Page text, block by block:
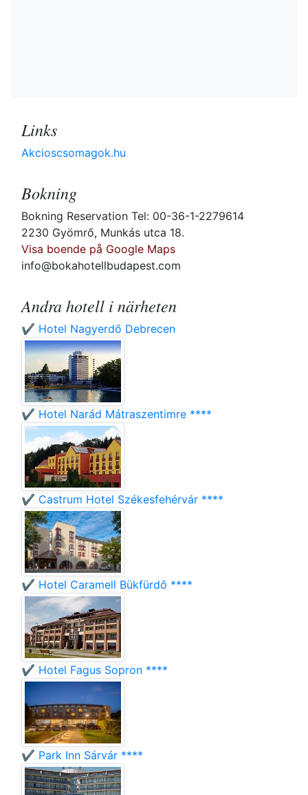
Links
Akcioscsomagok.hu
Bokning
Bokning Reservation Tel: 00-36-1-2279614
2230 Gyömrő, Munkás utca 18.
Visa boende på Google Maps
info@bokahotellbudapest.com
Andra hotell i närheten
✔️ Hotel Nagyerdő Debrecen
✔️ Hotel Narád Mátraszentimre ****
✔️ Castrum Hotel Székesfehérvár ****
✔️ Hotel Caramell Bükfürdő ****
✔️ Hotel Fagus Sopron ****
✔️ Park Inn Sárvár ****